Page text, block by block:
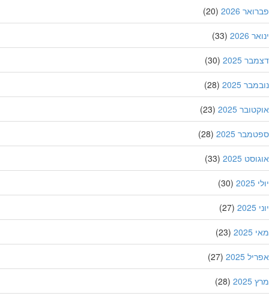
2026
(20)
2026
(33)
2025
(30)
2025
(28)
2025
(23)
2025
(28)
2025
(33)
(30)
(27)
(23)
2025
(27)
(28)